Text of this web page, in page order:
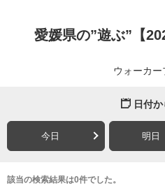
愛媛県の”遊ぶ”【
ウォーカ
日付
今日 明日
該当の検索結果は0件でした。